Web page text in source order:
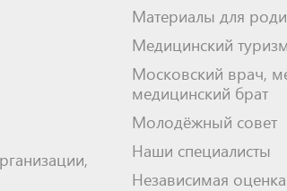
Материалы для
Медицинский туризм
Московский врач,
медицинский брат
Молодёжный совет
Наши специалисты
Независимая